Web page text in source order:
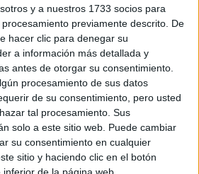
y a nuestros 1733 socios para
previamente descrito. De
hacer clic para denegar su
a información más detallada y
antes de otorgar su consentimiento.
procesamiento de sus datos
de su consentimiento, pero usted
tal procesamiento. Sus
solo a este sitio web. Puede cambiar
su consentimiento en cualquier
sitio y haciendo clic en el botón
de la página web.
FAKE NEWS E
INTELIGENCIA
ARTIFICIAL: POR
QUÉ YA NO
SABEMOS QUÉ ES
REAL EN REDES